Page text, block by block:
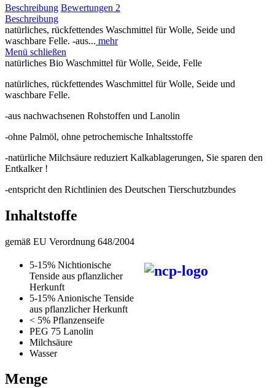
Beschreibung Bewertungen 2
Beschreibung
natürliches, rückfettendes Waschmittel für Wolle, Seide und
waschbare Felle. -aus... mehr
Menü schließen
natürliches Bio Waschmittel für Wolle, Seide, Felle
natürliches, rückfettendes Waschmittel für Wolle, Seide und
waschbare Felle.
-aus nachwachsenen Rohstoffen und Lanolin
-ohne Palmöl, ohne petrochemische Inhaltsstoffe
-natürliche Milchsäure reduziert Kalkablagerungen, Sie sparen den
Entkalker !
-entspricht den Richtlinien des Deutschen Tierschutzbundes
Inhaltstoffe
gemäß EU Verordnung 648/2004
5-15% Nichtionische
Tenside aus pflanzlicher
Herkunft
5-15% Anionische Tenside
aus pflanzlicher Herkunft
< 5% Pflanzenseife
PEG 75 Lanolin
Milchsäure
Wasser
Menge